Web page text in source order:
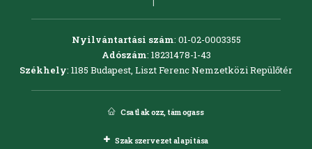
Nyilvántartási szám: 01-02-0003355
Adószám: 18231478-1-43
Székhely: 1185 Budapest, Liszt Ferenc Nemzetközi Repülőtér
Csatlakozz, támogass
Szakszervezet alapítása